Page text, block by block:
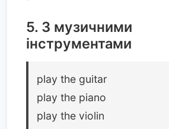
5. З музичними
інструментами
play the guitar
play the piano
play the violin